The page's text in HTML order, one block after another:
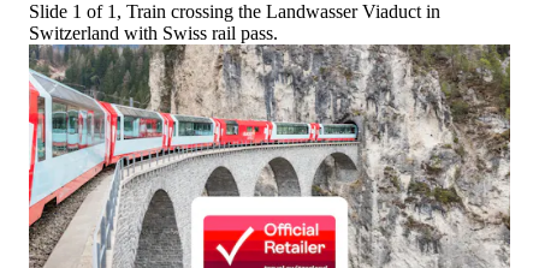
Slide 1 of 1, Train crossing the Landwasser Viaduct in
Switzerland with Swiss rail pass.